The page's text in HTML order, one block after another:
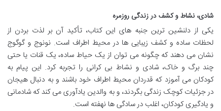
شادی، نشاط و کشف در زندگی روزمره
یکی از دلنشین ترین جنبه های این کتاب، تأکید آن بر لذت بردن از
لحظات ساده و کشف زیبایی ها در محیط اطراف است. نونوج و گوگوج
نشان می دهند که چگونه می توان از یک حیاط ساده، یک قنات یا حتی
چند برگ و خاک، شادی و نشاط بی کرانی را تجربه کرد. این پیام به
کودکان می آموزد که قدردان محیط اطراف خود باشند و به دنبال هیجان
در جزئیات کوچک زندگی بگردند، و به والدین یادآوری می کند که شادمانی
و یادگیری کودکان، اغلب در سادگی ها نهفته است.